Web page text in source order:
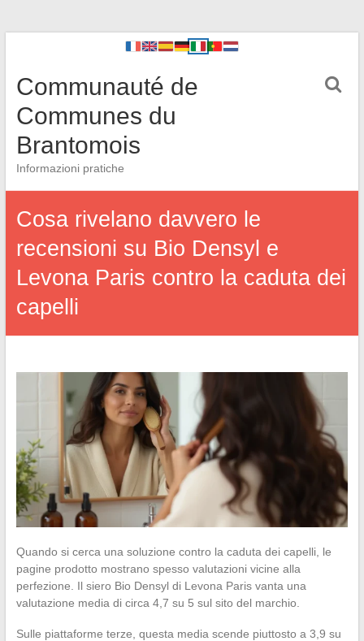
Communauté de
Communes du
Brantomois
Informazioni pratiche
Cosa rivelano davvero le
recensioni su Bio Densyl e
Levona Paris contro la caduta dei
capelli
Quando si cerca una soluzione contro la caduta dei capelli, le
pagine prodotto mostrano spesso valutazioni vicine alla
perfezione. Il siero Bio Densyl di Levona Paris vanta una
valutazione media di circa 4,7 su 5 sul sito del marchio.
Sulle piattaforme terze, questa media scende piuttosto a 3,9 su